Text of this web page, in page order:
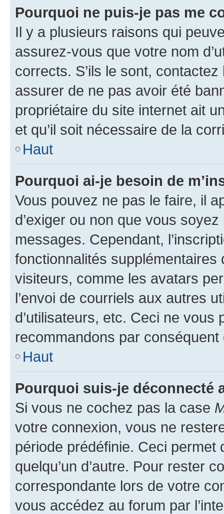
Pourquoi ne puis-je pas me
Il y a plusieurs raisons qui
assurez-vous que votre nom
corrects. S’ils le sont,
assurer de ne pas avoir été
propriétaire du site internet ait
et qu’il soit nécessaire de la
Haut
Pourquoi ai-je besoin de
Vous pouvez ne pas le faire, il
d’exiger ou non que vous
messages. Cependant,
fonctionnalités
visiteurs, comme les avatars
l’envoi de courriels aux autres
d’utilisateurs, etc. Ceci ne vous
recommandons par conséquent
Haut
Pourquoi suis-je déconnecté
Si vous ne cochez pas la case
votre connexion, vous ne
période prédéfinie. Ceci permet
quelqu’un d’autre. Pour rester
correspondante lors de votre
vous accédez au forum par